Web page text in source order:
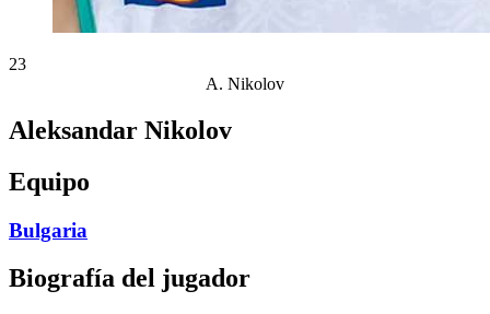
23
A. Nikolov
Aleksandar Nikolov
Equipo
Bulgaria
Biografía del jugador